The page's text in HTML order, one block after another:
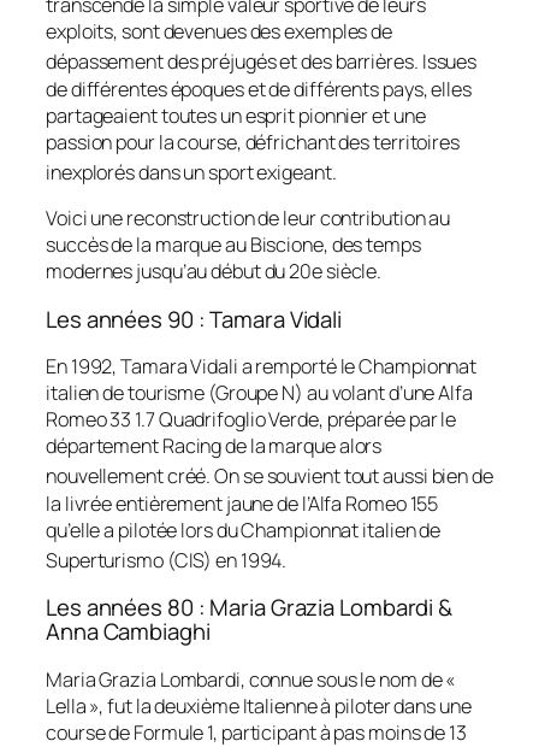
exploits, sont devenues des exemples de
dépassement des préjugés et des barrières. Issues
de différentes époques et de différents pays, elles
partageaient toutes un esprit pionnier et une
passion pour la course, défrichant des territoires
inexplorés dans un sport exigeant.
Voici une reconstruction de leur contribution au
succès de la marque au Biscione, des temps
modernes jusqu’au début du 20e siècle.
Les années 90 : Tamara Vidali
En 1992, Tamara Vidali a remporté le Championnat
italien de tourisme (Groupe N) au volant d’une Alfa
Romeo 33 1.7 Quadrifoglio Verde, préparée par le
département Racing de la marque alors
nouvellement créé. On se souvient tout aussi bien de
la livrée entièrement jaune de l’Alfa Romeo 155
qu’elle a pilotée lors du Championnat italien de
Superturismo (CIS) en 1994.
Les années 80 : Maria Grazia Lombardi &
Anna Cambiaghi
Maria Grazia Lombardi, connue sous le nom de «
Lella », fut la deuxième Italienne à piloter dans une
course de Formule 1, participant à pas moins de 13